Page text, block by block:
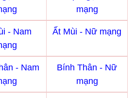
mạng
- Nam
Ất Mùi - Nữ mạng
- Nam
Bính Thân - Nữ
mạng